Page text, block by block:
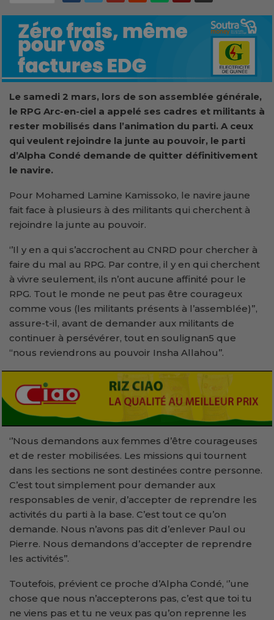
Le samedi 2 mars, lors de son assemblée générale,
le RPG Arc-en-ciel a appelé ses cadres et militants à
rester mobilisés dans l’animation du parti. A ceux
qui veulent rejoindre la junte au pouvoir, le parti
d’Alpha Condé demande de quitter définitivement
le navire.
Pour Mohamed Lamine Kamissoko, le navire jaune
fait face à plusieurs à des militants qui cherchent à
rejoindre la junte au pouvoir.
‘’Il y en a qui s’accrochent au CNRD pour chercher à
faire du mal au RPG. Par contre, il y en qui cherchent
à vivre seulement, ils n’ont aucune affinité pour le
RPG. Tout le monde ne peut pas être courageux
comme vous (les militants présents à l’assemblée)”,
assure-t-il, avant de demander aux militants de
continuer à persévérer, tout en soulignan5 que
“nous reviendrons au pouvoir Insha Allahou’’.
‘’Nous demandons aux femmes d’être courageuses
et de rester mobilisées. Les missions qui tournent
dans les sections ne sont destinées contre personne.
C’est tout simplement pour demander aux
responsables de venir, d’accepter de reprendre les
activités du parti à la base. C’est tout ce qu’on
demande. Nous n’avons pas dit d’enlever Paul ou
Pierre. Nous demandons d’accepter de reprendre
les activités’’.
Toutefois, prévient ce proche d’Alpha Condé, ‘’une
chose que nous n’accepterons pas, c’est que toi tu
ne viens pas et tu ne veux pas qu’on reprenne les